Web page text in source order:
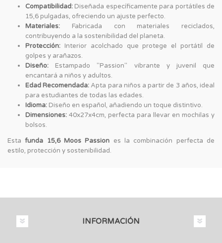
Compatibilidad: Diseñada específicamente para portátiles de
15,6 pulgadas, ofreciendo un ajuste perfecto.
Materiales: Fabricada con materiales reciclados,
contribuyendo a la sostenibilidad del planeta.
Protección: Interior acolchado que protege el portátil de
golpes y arañazos.
Diseño: Estampado "Passion" vibrante y juvenil que
encantará a niños y adultos.
Edad Recomendada:Apta para niños a partir de 3 años, ideal
para estudiantes de todas las edades.
Idioma: Diseño en español, añadiendo un toque distintivo.
Dimensiones: 40x27x4cm, perfecta para llevar en mochilas y
bolsos.
Estafunda 15,6 Moos Passion es la combinación perfecta de
estilo, protección y sostenibilidad.
INFORMACIÓN